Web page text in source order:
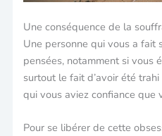
Une conséquence de la
Une personne qui vous a fait
pensées, notamment si vous
surtout le fait d’avoir été
qui vous aviez confiance que
Pour se libérer de cette